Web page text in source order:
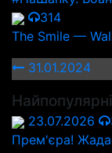
314
The Smile —
31.01.2024
23.07.2026
Прем'єра!